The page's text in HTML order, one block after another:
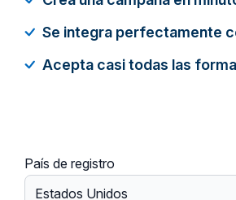
Se integra perfectamente
Acepta casi todas las
País de registro